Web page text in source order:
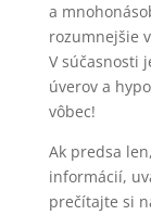
a
rozumnejšie
V súčasnosti
úverov a
vôbec!
Ak predsa
informácií,
prečítajte si